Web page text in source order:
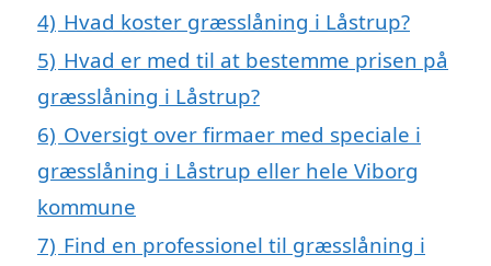
4) Hvad koster græsslåning i Låstrup?
5) Hvad er med til at bestemme prisen på
græsslåning i Låstrup?
6) Oversigt over firmaer med speciale i
græsslåning i Låstrup eller hele Viborg
kommune
7) Find en professionel til græsslåning i